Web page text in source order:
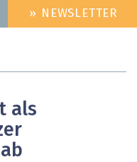
HEADER» NEWSLETTER
als